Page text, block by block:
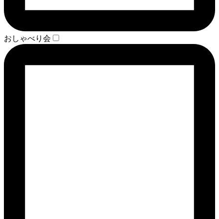
おしゃべり会